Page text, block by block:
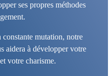
ses propres méthodes
mutation, notre
aidera à développer votre
votre charisme.